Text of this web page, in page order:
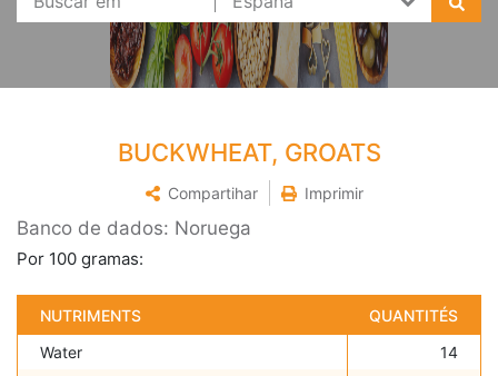
BUCKWHEAT, GROATS
Compartihar Imprimir
Banco de dados: Noruega
Por 100 gramas:
NUTRIMENTS
QUANTITÉS
Water
14